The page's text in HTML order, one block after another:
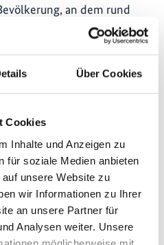
Über Cookies
Cookies
Inhalte und Anzeigen zu
für soziale Medien anbieten
unsere Website zu
wir Informationen zu Ihrer
an unsere Partner für
Analysen weiter. Unsere
an dem rund
Diese erfolgreiche
die gesellschaftliche
angelegten Prozesses
von Maßnahmen für die
erscheinen. Die
der GIZ lieferten weiterhin
Derzeit unterstützt
des